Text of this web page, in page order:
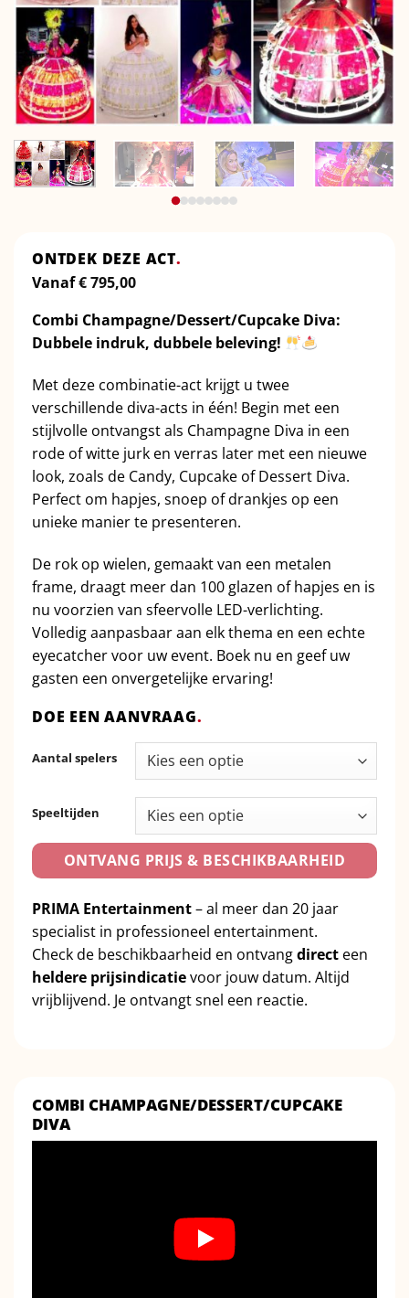
ONTDEK DEZE ACT.
Vanaf€795,00
Combi Champagne/Dessert/Cupcake Diva:
Dubbele indruk, dubbele beleving!
Met deze combinatie-act krijgt u twee
verschillende diva-acts in één! Begin met een
stijlvolle ontvangst als Champagne Diva in een
rode of witte jurk en verras later met een nieuwe
look, zoals de Candy, Cupcake of Dessert Diva.
Perfect om hapjes, snoep of drankjes op een
unieke manier te presenteren.
De rok op wielen, gemaakt van een metalen
frame, draagt meer dan 100 glazen of hapjes en is
nu voorzien van sfeervolle LED-verlichting.
Volledig aanpasbaar aan elk thema en een echte
eyecatcher voor uw event. Boek nu en geef uw
gasten een onvergetelijke ervaring!
DOE EEN AANVRAAG.
Aantal spelers
Speeltijden
ONTVANG PRIJS & BESCHIKBAARHEID
PRIMA Entertainment– al meer dan 20 jaar
specialist in professioneel entertainment.
Check de beschikbaarheid en ontvangdirect een
heldere prijsindicatievoor jouw datum. Altijd
vrijblijvend. Je ontvangt snel een reactie.
COMBI CHAMPAGNE/DESSERT/CUPCAKE
DIVA